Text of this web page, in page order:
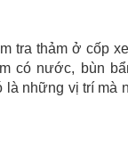
tra thảm ở cốp
có nước, bùn
là những vị trí mà